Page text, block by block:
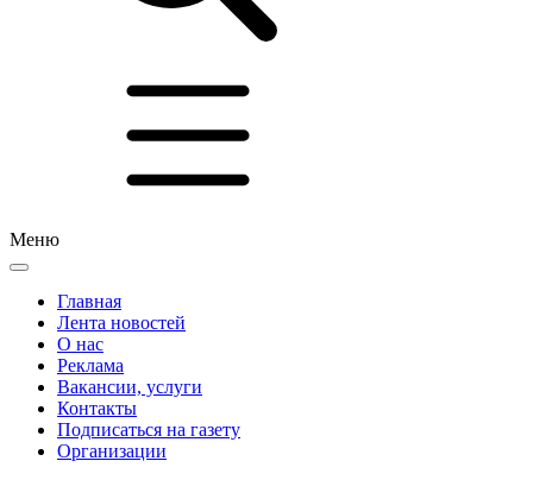
Меню
Главная
Лента новостей
О нас
Реклама
Вакансии, услуги
Контакты
Подписаться на газету
Организации